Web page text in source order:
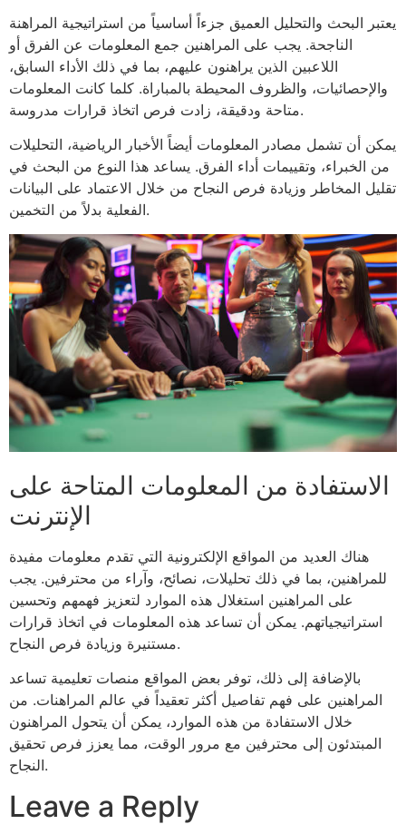
يعتبر البحث والتحليل العميق جزءاً أساسياً من استراتيجية المراهنة
الناجحة. يجب على المراهنين جمع المعلومات عن الفرق أو
اللاعبين الذين يراهنون عليهم، بما في ذلك الأداء السابق،
والإحصائيات، والظروف المحيطة بالمباراة. كلما كانت المعلومات
متاحة ودقيقة، زادت فرص اتخاذ قرارات مدروسة.
يمكن أن تشمل مصادر المعلومات أيضاً الأخبار الرياضية، التحليلات
من الخبراء، وتقييمات أداء الفرق. يساعد هذا النوع من البحث في
تقليل المخاطر وزيادة فرص النجاح من خلال الاعتماد على البيانات
الفعلية بدلاً من التخمين.
الاستفادة من المعلومات المتاحة على
الإنترنت
هناك العديد من المواقع الإلكترونية التي تقدم معلومات مفيدة
للمراهنين، بما في ذلك تحليلات، نصائح، وآراء من محترفين. يجب
على المراهنين استغلال هذه الموارد لتعزيز فهمهم وتحسين
استراتيجياتهم. يمكن أن تساعد هذه المعلومات في اتخاذ قرارات
مستنيرة وزيادة فرص النجاح.
بالإضافة إلى ذلك، توفر بعض المواقع منصات تعليمية تساعد
المراهنين على فهم تفاصيل أكثر تعقيداً في عالم المراهنات. من
خلال الاستفادة من هذه الموارد، يمكن أن يتحول المراهنون
المبتدئون إلى محترفين مع مرور الوقت، مما يعزز فرص تحقيق
النجاح.
Leave a Reply